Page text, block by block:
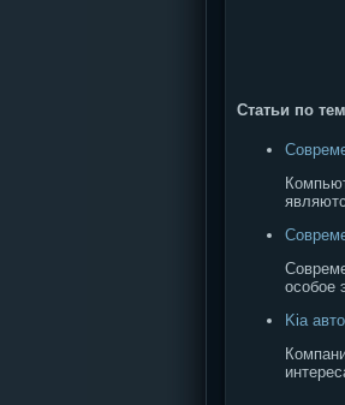
Статьи по
особое
Kia